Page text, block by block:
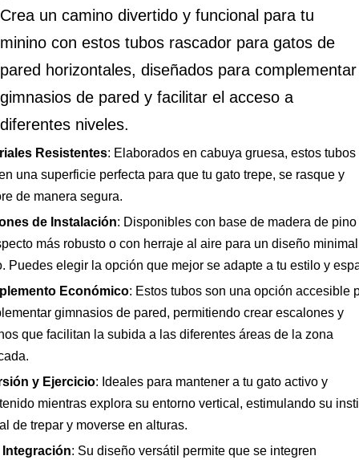
Crea un camino divertido y funcional para tu
minino con estos tubos rascador para gatos de
pared horizontales, diseñados para complementar
gimnasios de pared y facilitar el acceso a
diferentes niveles.
Resistentes: Elaborados en cabuya gruesa, estos tubos
una superficie perfecta para que tu gato trepe, se rasque y
de manera segura.
de Instalación: Disponibles con base de madera de pino
más robusto o con herraje al aire para un diseño
Puedes elegir la opción que mejor se adapte a tu estilo y
Económico: Estos tubos son una opción accesible
gimnasios de pared, permitiendo crear escalones y
que facilitan la subida a las diferentes áreas de la zona
y Ejercicio: Ideales para mantener a tu gato activo y
mientras explora su entorno vertical, estimulando su
de trepar y moverse en alturas.
Integración: Su diseño versátil permite que se integren